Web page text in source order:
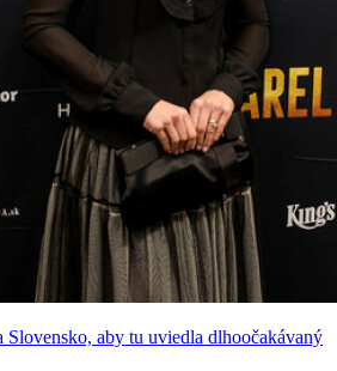
Slovensko, aby tu uviedla dlhoočakávaný